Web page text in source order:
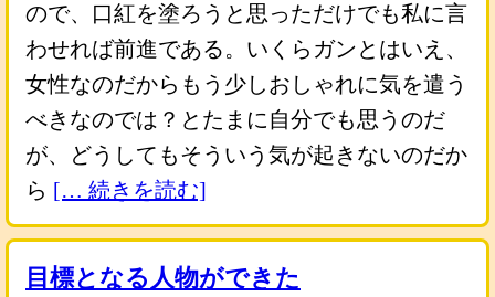
ので、口紅を塗ろうと思っただけでも私に言
わせれば前進である。いくらガンとはいえ、
女性なのだからもう少しおしゃれに気を遣う
べきなのでは？とたまに自分でも思うのだ
が、どうしてもそういう気が起きないのだか
ら [… 続きを読む]
目標となる人物ができた